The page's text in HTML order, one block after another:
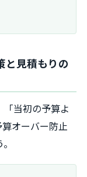
と見積もりの
当初の予算よ
オーバー防止